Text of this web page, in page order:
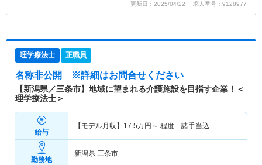
更新日：2025/04/22 求人番号：9128977
理学療法士 正職員
名称非公開 ※詳細はお問合せください
【新潟県／三条市】地域に望まれる介護施設を目指す企業！＜
理学療法士＞
給与
【モデル月収】 17.5万円～ 程度 諸手当込
勤務地
新潟県 三条市